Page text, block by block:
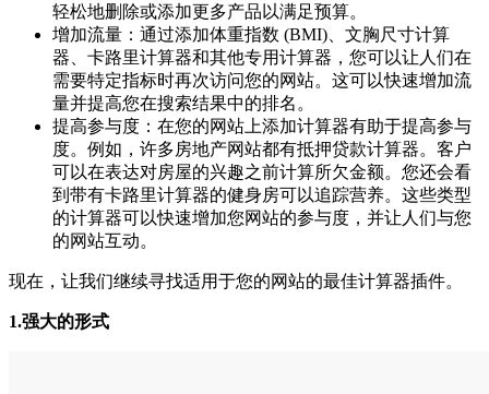
轻松地删除或添加更多产品以满足预算。
增加流量：通过添加体重指数 (BMI)、文胸尺寸计算
器、卡路里计算器和其他专用计算器，您可以让人们在
需要特定指标时再次访问您的网站。这可以快速增加流
量并提高您在搜索结果中的排名。
提高参与度：在您的网站上添加计算器有助于提高参与
度。例如，许多房地产网站都有抵押贷款计算器。客户
可以在表达对房屋的兴趣之前计算所欠金额。您还会看
到带有卡路里计算器的健身房可以追踪营养。这些类型
的计算器可以快速增加您网站的参与度，并让人们与您
的网站互动。
现在，让我们继续寻找适用于您的网站的最佳计算器插件。
1.强大的形式